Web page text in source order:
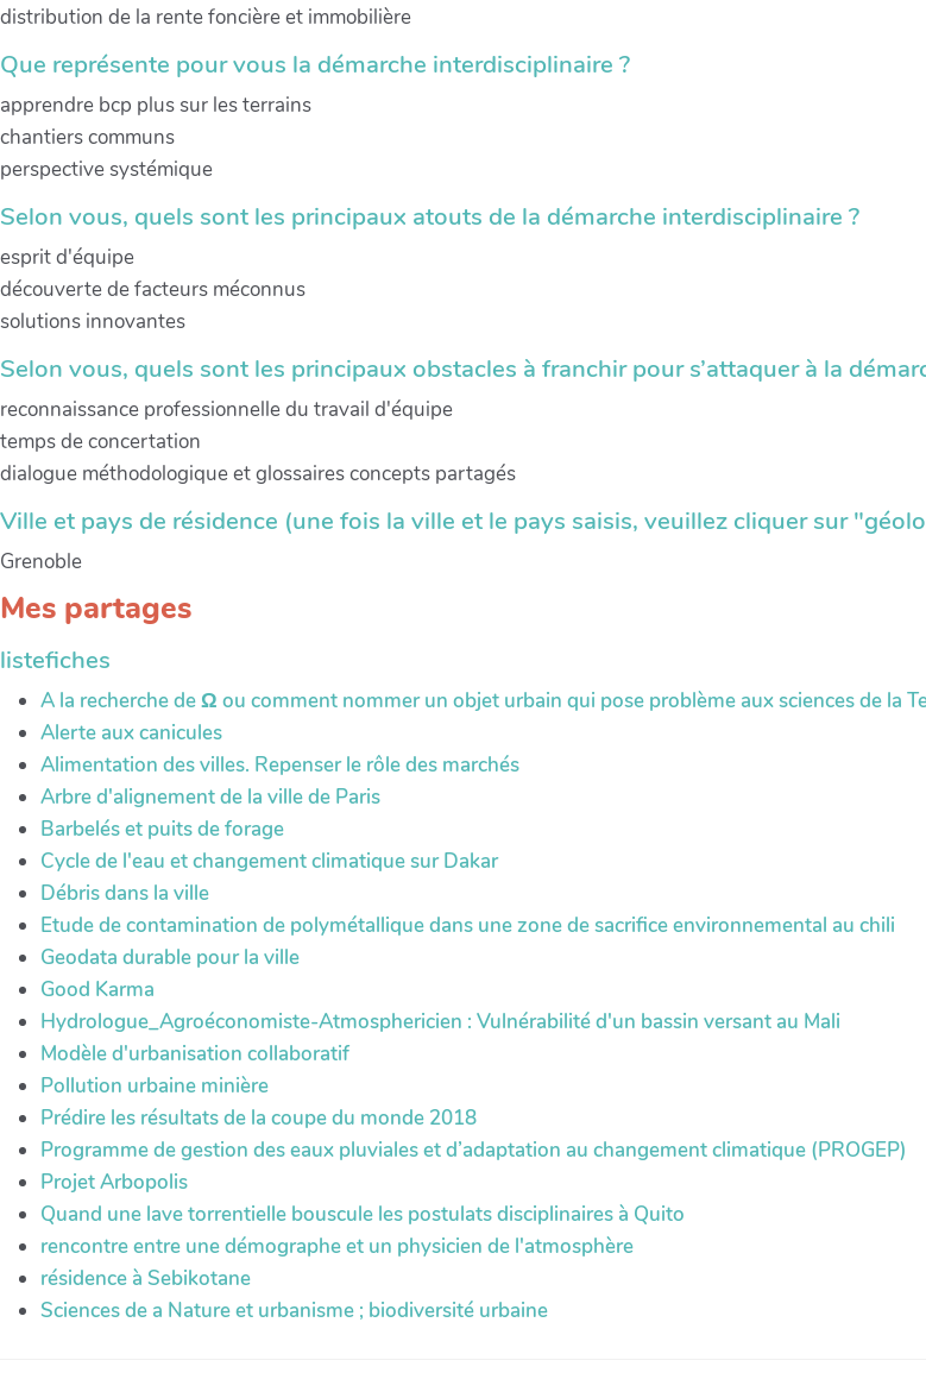
distribution de la rente foncière et immobilière
Que représente pour vous la démarche interdisciplinaire ?
apprendre bcp plus sur les terrains
chantiers communs
perspective systémique
Selon vous, quels sont les principaux atouts de la démarche interdisciplinaire ?
esprit d'équipe
découverte de facteurs méconnus
solutions innovantes
Selon vous, quels sont les principaux obstacles à franchir pour s’attaquer à la
reconnaissance professionnelle du travail d'équipe
temps de concertation
dialogue méthodologique et glossaires concepts partagés
Ville et pays de résidence (une fois la ville et le pays saisis, veuillez cliquer sur
Grenoble
Mes partages
listefiches
A la recherche de Ω ou comment nommer un objet urbain qui pose problème aux sciences de la
Alerte aux canicules
Alimentation des villes. Repenser le rôle des marchés
Arbre d'alignement de la ville de Paris
Barbelés et puits de forage
Cycle de l'eau et changement climatique sur Dakar
Débris dans la ville
Etude de contamination de polymétallique dans une zone de sacrifice environnemental au chili
Geodata durable pour la ville
Good Karma
Hydrologue_Agroéconomiste-Atmosphericien : Vulnérabilité d'un bassin versant au Mali
Modèle d'urbanisation collaboratif
Pollution urbaine minière
Prédire les résultats de la coupe du monde 2018
Programme de gestion des eaux pluviales et d’adaptation au changement climatique (PROGEP)
Projet Arbopolis
Quand une lave torrentielle bouscule les postulats disciplinaires à Quito
rencontre entre une démographe et un physicien de l'atmosphère
résidence à Sebikotane
Sciences de a Nature et urbanisme ; biodiversité urbaine